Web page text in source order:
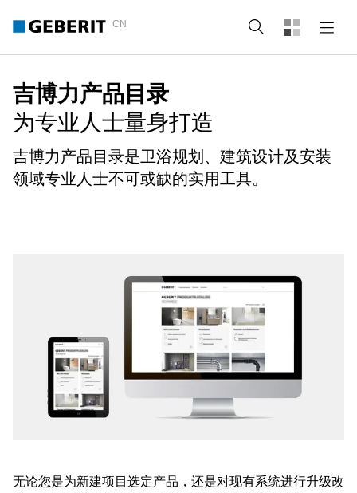
CN Search
吉博力产品目录
为专业人士量身打造
吉博力产品目录是卫浴规划、建筑设计及安装
领域专业人士不可或缺的实用工具。
无论您是为新建项目选定产品，还是对现有系统进行升级改